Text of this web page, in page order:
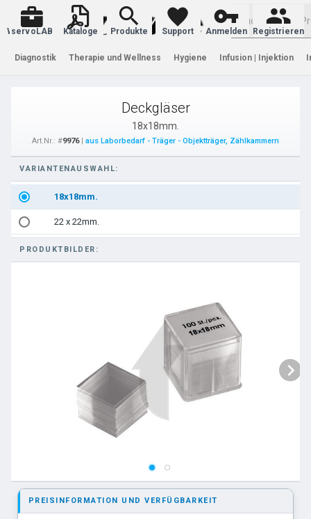
Warenkorb
servoLAB Kataloge Produkte Support Anmelden Registrieren
Diagnostik Therapie und Wellness Hygiene Infusion | Injektion
Deckgläser
18x18mm.
Art.Nr.: #9976| aus Laborbedarf - Träger - Objektträger, Zählkammern
VARIANTENAUSWAHL:
18x18mm.
22 x 22mm.
PRODUKTBILDER:
PREISINFORMATION UND VERFÜGBARKEIT